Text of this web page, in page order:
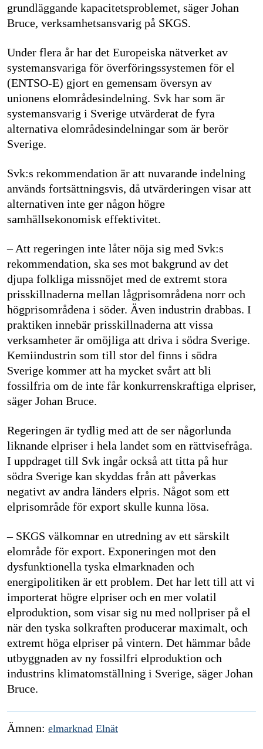
grundläggande kapacitetsproblemet, säger Johan
Bruce, verksamhetsansvarig på SKGS.
Under flera år har det Europeiska nätverket av
systemansvariga för överföringssystemen för el
(ENTSO-E) gjort en gemensam översyn av
unionens elområdesindelning. Svk har som är
systemansvarig i Sverige utvärderat de fyra
alternativa elområdesindelningar som är berör
Sverige.
Svk:s rekommendation är att nuvarande indelning
används fortsättningsvis, då utvärderingen visar att
alternativen inte ger någon högre
samhällsekonomisk effektivitet.
– Att regeringen inte låter nöja sig med Svk:s
rekommendation, ska ses mot bakgrund av det
djupa folkliga missnöjet med de extremt stora
prisskillnaderna mellan lågprisområdena norr och
högprisområdena i söder. Även industrin drabbas. I
praktiken innebär prisskillnaderna att vissa
verksamheter är omöjliga att driva i södra Sverige.
Kemiindustrin som till stor del finns i södra
Sverige kommer att ha mycket svårt att bli
fossilfria om de inte får konkurrenskraftiga elpriser,
säger Johan Bruce.
Regeringen är tydlig med att de ser någorlunda
liknande elpriser i hela landet som en rättvisefråga.
I uppdraget till Svk ingår också att titta på hur
södra Sverige kan skyddas från att påverkas
negativt av andra länders elpris. Något som ett
elprisområde för export skulle kunna lösa.
– SKGS välkomnar en utredning av ett särskilt
elområde för export. Exponeringen mot den
dysfunktionella tyska elmarknaden och
energipolitiken är ett problem. Det har lett till att vi
importerat högre elpriser och en mer volatil
elproduktion, som visar sig nu med nollpriser på el
när den tyska solkraften producerar maximalt, och
extremt höga elpriser på vintern. Det hämmar både
utbyggnaden av ny fossilfri elproduktion och
industrins klimatomställning i Sverige, säger Johan
Bruce.
Ämnen: elmarknad Elnät